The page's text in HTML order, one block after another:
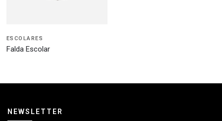
ESCOLARES
Falda Escolar
NEWSLETTER